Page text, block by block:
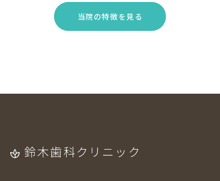
当院の特徴を見る
spa 鈴木歯科クリニック